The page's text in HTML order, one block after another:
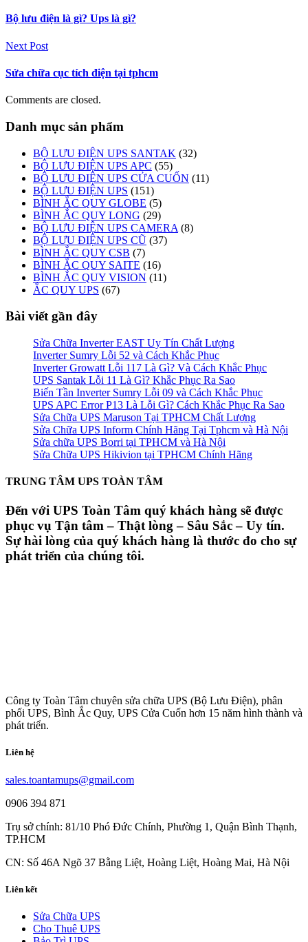
Bộ lưu điện là gì? Ups là gì?
Next Post
Sửa chữa cục tích điện tại tphcm
Comments are closed.
Danh mục sản phẩm
BỘ LƯU ĐIỆN UPS SANTAK (32)
BỘ LƯU ĐIỆN UPS APC (55)
BỘ LƯU ĐIỆN UPS CỬA CUỐN (11)
BỘ LƯU ĐIỆN UPS (151)
BÌNH ẮC QUY GLOBE (5)
BÌNH ẮC QUY LONG (29)
BỘ LƯU ĐIỆN UPS CAMERA (8)
BỘ LƯU ĐIỆN UPS CŨ (37)
BÌNH ẮC QUY CSB (7)
BÌNH ẮC QUY SAITE (16)
BÌNH ẮC QUY VISION (11)
ẮC QUY UPS (67)
Bài viết gần đây
Sửa Chữa Inverter EAST Uy Tín Chất Lượng
Inverter Sumry Lỗi 52 và Cách Khắc Phục
Inverter Growatt Lỗi 117 Là Gì? Và Cách Khắc Phục
UPS Santak Lỗi 11 Là Gì? Khắc Phục Ra Sao
Biến Tần Inverter Sumry Lỗi 09 và Cách Khắc Phục
UPS APC Error P13 Là Lỗi Gì? Cách Khắc Phục Ra Sao
Sửa Chữa UPS Maruson Tại TPHCM Chất Lượng
Sửa Chữa UPS Inform Chính Hãng Tại Tphcm và Hà Nội
Sửa chữa UPS Borri tại TPHCM và Hà Nội
Sửa Chữa UPS Hikivion tại TPHCM Chính Hãng
TRUNG TÂM UPS TOÀN TÂM
Đến với UPS Toàn Tâm quý khách hàng sẽ được
phục vụ Tận tâm – Thật lòng – Sâu Sắc – Uy tín.
Sự hài lòng của quý khách hàng là thước đo cho sự
phát triển của chúng tôi.
Công ty Toàn Tâm chuyên sửa chữa UPS (Bộ Lưu Điện), phân
phối UPS, Bình Ắc Quy, UPS Cửa Cuốn hơn 15 năm hình thành và
phát triển.
Liên hệ
sales.toantamups@gmail.com
0906 394 871
Trụ sở chính: 81/10 Phó Đức Chính, Phường 1, Quận Bình Thạnh,
TP.HCM
CN: Số 46A Ngõ 37 Bằng Liệt, Hoàng Liệt, Hoàng Mai, Hà Nội
Liên kết
Sửa Chữa UPS
Cho Thuê UPS